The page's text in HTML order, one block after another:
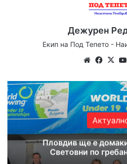
Дежурен
Екип на Под Тепето -
WebsiteX
Пловдив ще е
Световни по